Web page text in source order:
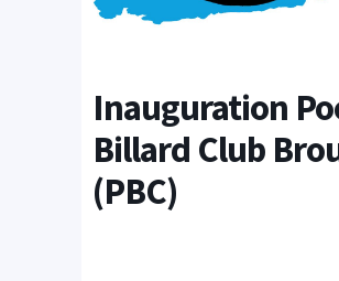
Inauguration
Billard Club
(PBC)